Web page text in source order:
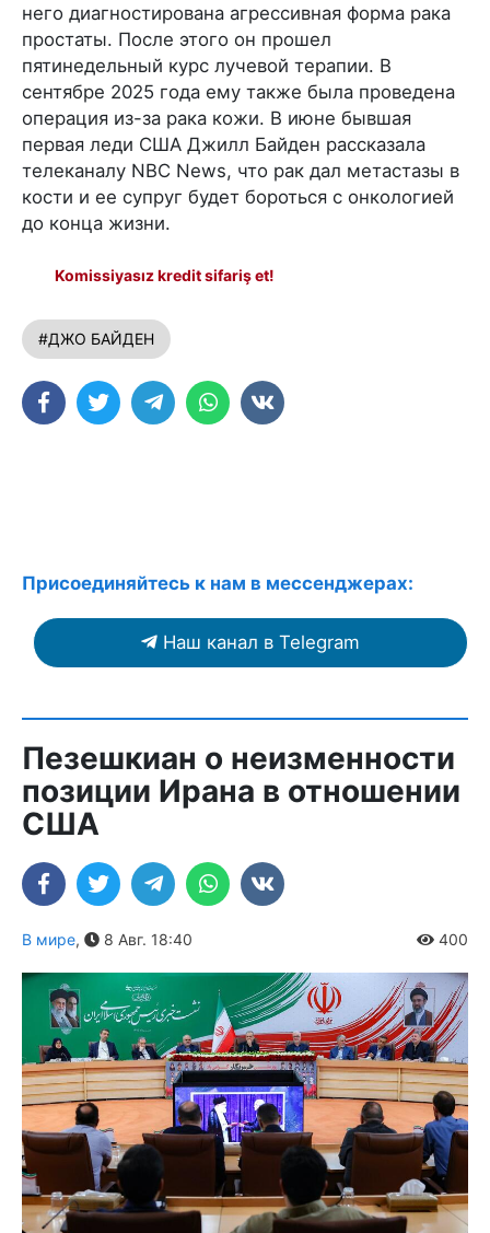
него диагностирована агрессивная форма рака
простаты. После этого он прошел
пятинедельный курс лучевой терапии. В
сентябре 2025 года ему также была проведена
операция из-за рака кожи. В июне бывшая
первая леди США Джилл Байден рассказала
телеканалу NBC News, что рак дал метастазы в
кости и ее супруг будет бороться с онкологией
до конца жизни.
Komissiyasız kredit sifariş et!
#ДЖО БАЙДЕН
Присоединяйтесь к нам в мессенджерах:
Наш канал в Telegram
Пезешкиан о неизменности
позиции Ирана в отношении
США
В мире, 8 Авг. 18:40 400